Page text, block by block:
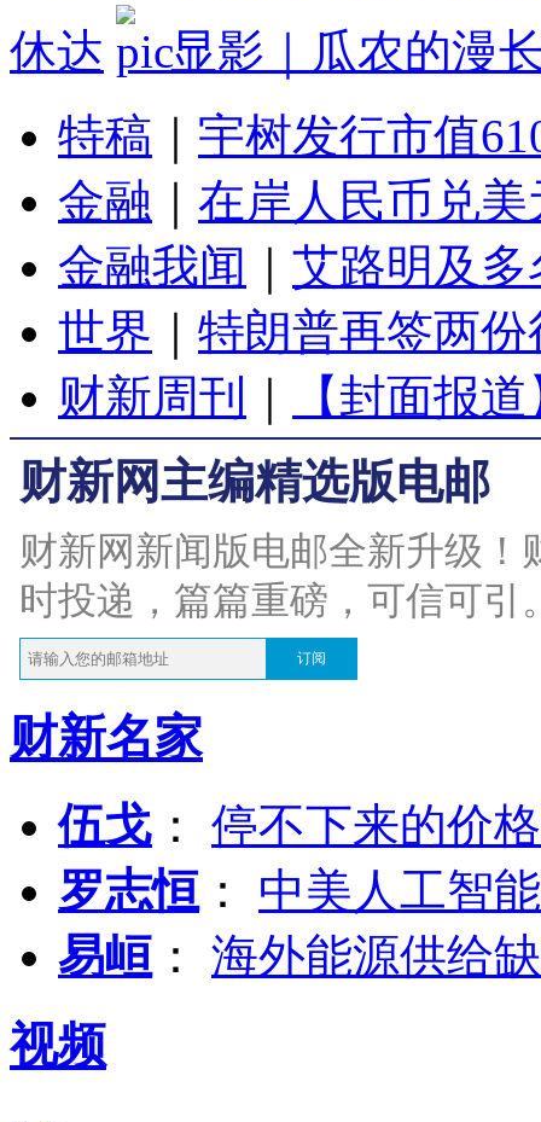
休达
显影｜瓜农的漫
特稿
宇树发行市值
金融
在岸人民币兑
金融我闻
艾路明及
世界
特朗普再签两
财新周刊
【封面报
财新网主编精选版电邮
财新网新闻版电邮全新升级
时投递，篇篇重磅，可信可引
订阅
财新名家
伍戈 ： 停不下来的价
罗志恒 ： 中美人工智
易峘 ： 海外能源供给
视频